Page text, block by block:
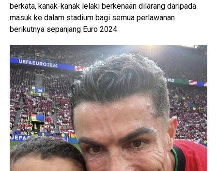
berkata, kanak-kanak lelaki berkenaan dilarang daripada
masuk ke dalam stadium bagi semua perlawanan
berikutnya sepanjang Euro 2024.